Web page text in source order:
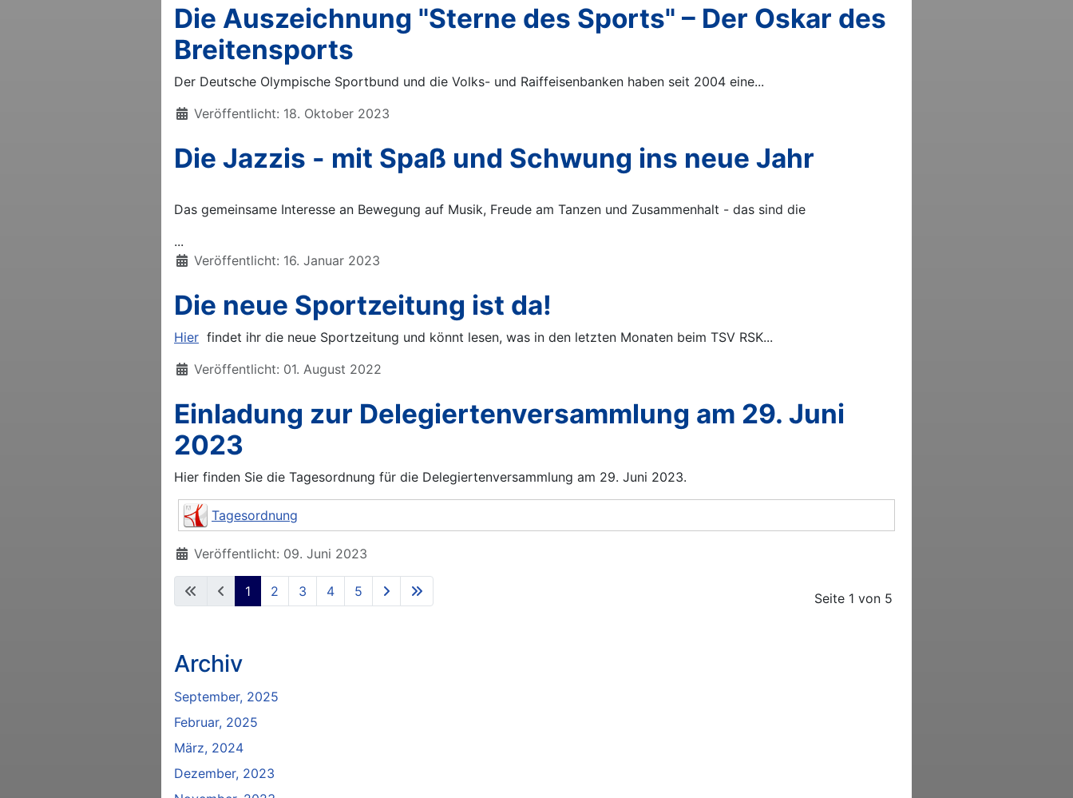
Die Auszeichnung "Sterne des Sports" – Der Oskar des
Breitensports
Der Deutsche Olympische Sportbund und die Volks- und Raiffeisenbanken haben seit 2004 eine...
Details
Veröffentlicht: 18. Oktober 2023
Die Jazzis - mit Spaß und Schwung ins neue Jahr
Das gemeinsame Interesse an Bewegung auf Musik, Freude am Tanzen und Zusammenhalt - das sind die
...
Details
Veröffentlicht: 16. Januar 2023
Die neue Sportzeitung ist da!
Hier findet ihr die neue Sportzeitung und könnt lesen, was in den letzten Monaten beim TSV RSK...
Details
Veröffentlicht: 01. August 2022
Einladung zur Delegiertenversammlung am 29. Juni
2023
Hier finden Sie die Tagesordnung für die Delegiertenversammlung am 29. Juni 2023.
Tagesordnung
Details
Veröffentlicht: 09. Juni 2023
Seite 1 von 5
1 2 3 4 5
Archiv
September, 2025
Februar, 2025
März, 2024
Dezember, 2023